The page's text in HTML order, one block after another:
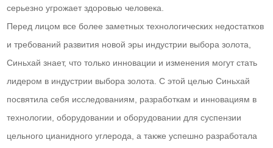
серьезно угрожает здоровью человека.
Перед лицом все более заметных технологических недостатков
и требований развития новой эры индустрии выбора золота,
Синьхай знает, что только инновации и изменения могут стать
лидером в индустрии выбора золота. С этой целью Синьхай
посвятила себя исследованиям, разработкам и инновациям в
технологии, оборудовании и оборудовании для суспензии
цельного цианидного углерода, а также успешно разработала